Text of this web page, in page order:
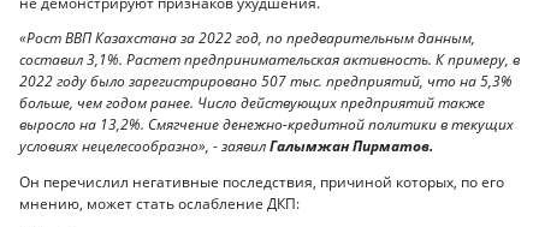
«Рост ВВП Казахстана за 2022 год, по предварительным данным,
составил 3,1%. Растет предпринимательская активность. К примеру, в
2022 году было зарегистрировано 507 тыс. предприятий, что на 5,3%
больше, чем годом ранее. Число действующих предприятий также
выросло на 13,2%. Смягчение денежно-кредитной политики в текущих
условиях нецелесообразно», - заявилГалымжан Пирматов.
Он перечислил негативные последствия, причиной которых, по его
мнению, может стать ослабление ДКП: